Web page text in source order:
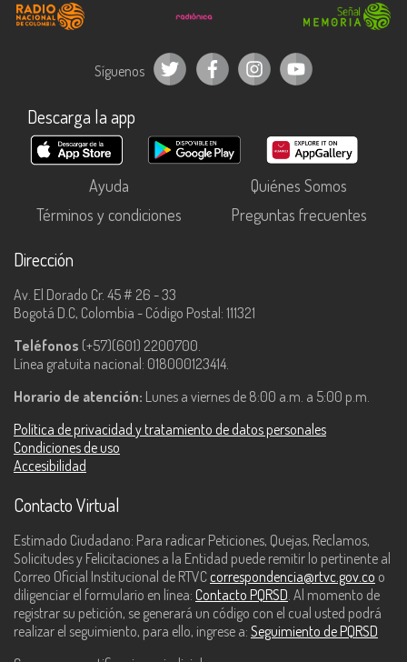
Síguenos
Descarga la app
Ayuda
Quiénes Somos
Términos y condiciones
Preguntas frecuentes
Dirección
Av. El Dorado Cr. 45 # 26 - 33
Bogotá D.C, Colombia - Código Postal: 111321
Teléfonos (+57)(601) 2200700.
Línea gratuita nacional: 018000123414.
Horario de atención: Lunes a viernes de 8:00 a.m. a 5:00 p.m.
Política de privacidad y tratamiento de datos personales
Condiciones de uso
Accesibilidad
Contacto Virtual
Estimado Ciudadano: Para radicar Peticiones, Quejas, Reclamos,
Solicitudes y Felicitaciones a la Entidad puede remitir lo pertinente al
Correo Oficial Institucional de RTVC correspondencia@rtvc.gov.co o
diligenciar el formulario en línea: Contacto PQRSD. Al momento de
registrar su petición, se generará un código con el cual usted podrá
realizar el seguimiento, para ello, ingrese a: Seguimiento de PQRSD